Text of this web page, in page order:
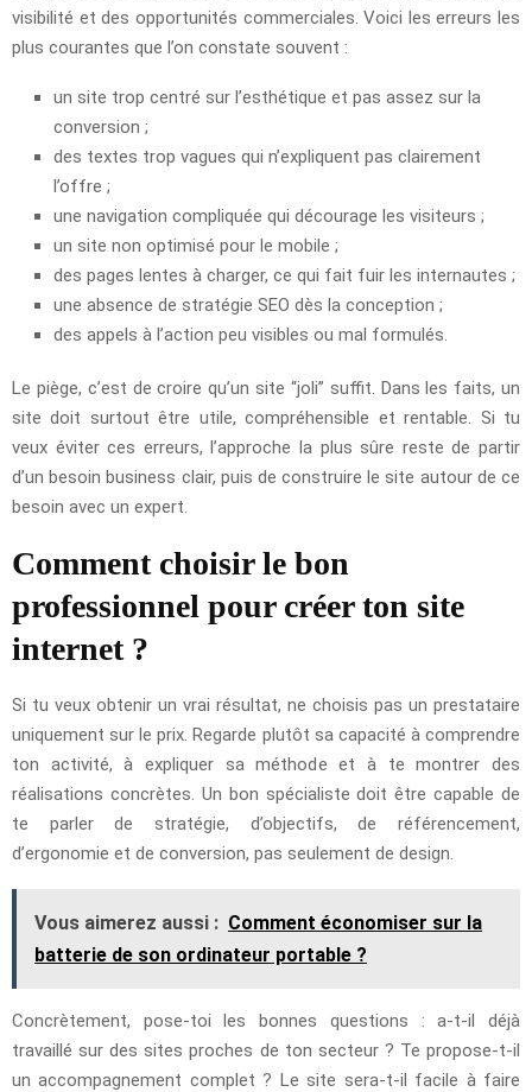
visibilité et des opportunités commerciales. Voici les erreurs les
plus courantes que l’on constate souvent :
un site trop centré sur l’esthétique et pas assez sur la
conversion ;
des textes trop vagues qui n’expliquent pas clairement
l’offre ;
une navigation compliquée qui décourage les visiteurs ;
un site non optimisé pour le mobile ;
des pages lentes à charger, ce qui fait fuir les internautes ;
une absence de stratégie SEO dès la conception ;
des appels à l’action peu visibles ou mal formulés.
Le piège, c’est de croire qu’un site “joli” suffit. Dans les faits, un
site doit surtout être utile, compréhensible et rentable. Si tu
veux éviter ces erreurs, l’approche la plus sûre reste de partir
d’un besoin business clair, puis de construire le site autour de ce
besoin avec un expert.
Comment choisir le bon
professionnel pour créer ton site
internet ?
Si tu veux obtenir un vrai résultat, ne choisis pas un prestataire
uniquement sur le prix. Regarde plutôt sa capacité à comprendre
ton activité, à expliquer sa méthode et à te montrer des
réalisations concrètes. Un bon spécialiste doit être capable de
te parler de stratégie, d’objectifs, de référencement,
d’ergonomie et de conversion, pas seulement de design.
Vous aimerez aussi : Comment économiser sur la
batterie de son ordinateur portable ?
Concrètement, pose-toi les bonnes questions : a-t-il déjà
travaillé sur des sites proches de ton secteur ? Te propose-t-il
un accompagnement complet ? Le site sera-t-il facile à faire